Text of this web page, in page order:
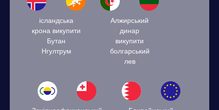
ісландська
крона викупити
Бутан
Нгултрум
Алжирський
динар
викупити
болгарський
лев